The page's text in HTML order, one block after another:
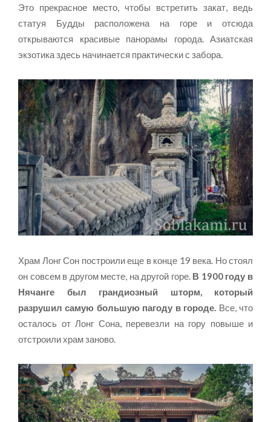
Это прекрасное место, чтобы встретить закат, ведь
статуя Будды расположена на горе и отсюда
открываются красивые панорамы города. Азиатская
экзотика здесь начинается практически с забора.
Храм Лонг Сон построили еще в конце 19 века. Но стоял
он совсем в другом месте, на другой горе. В 1900 году в
Нячанге был грандиозный шторм, который
разрушил самую большую пагоду в городе. Все, что
осталось от Лонг Сона, перевезли на гору повыше и
отстроили храм заново.